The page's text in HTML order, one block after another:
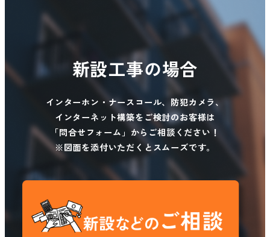
新設工事の場合
インターホン・ナースコール、防犯カメラ、
インターネット構築をご検討のお客様は
「問合せフォーム」からご相談ください！
※図面を添付いただくとスムーズです。